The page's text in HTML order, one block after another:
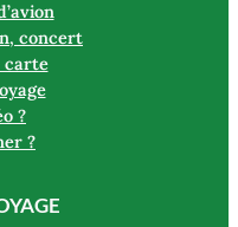
concert
carte
?
?